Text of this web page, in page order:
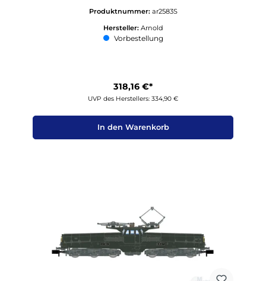
Produktnummer: ar2583S
Hersteller: Arnold
Vorbestellung
318,16 €*
UVP des Herstellers: 334,90 €
In den Warenkorb